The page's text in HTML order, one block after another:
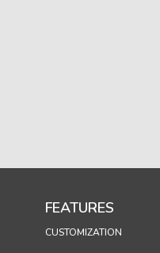
FEATURES
CUSTOMIZATION